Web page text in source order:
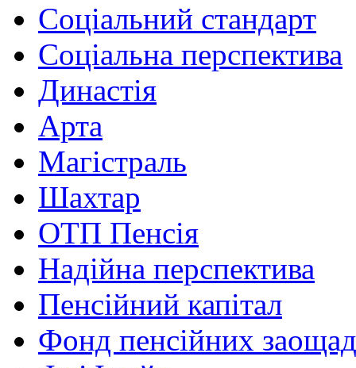
Соціальний стандарт
Соціальна перспектива
Династія
Арта
Магістраль
Шахтар
ОТП Пенсія
Надійна перспектива
Пенсійний капітал
Фонд пенсійних